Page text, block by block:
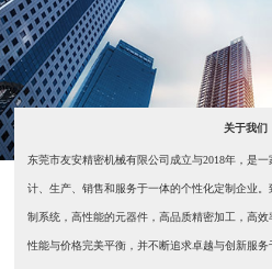
关于我们
东莞市友安精密机械有限公司成立与2018年，是
计、生产、销售和服务于一体的个性化定制企业
制系统，高性能的元器件，高品质精密加工，高
性能与价格完美平衡，并不断追求卓越与创新服